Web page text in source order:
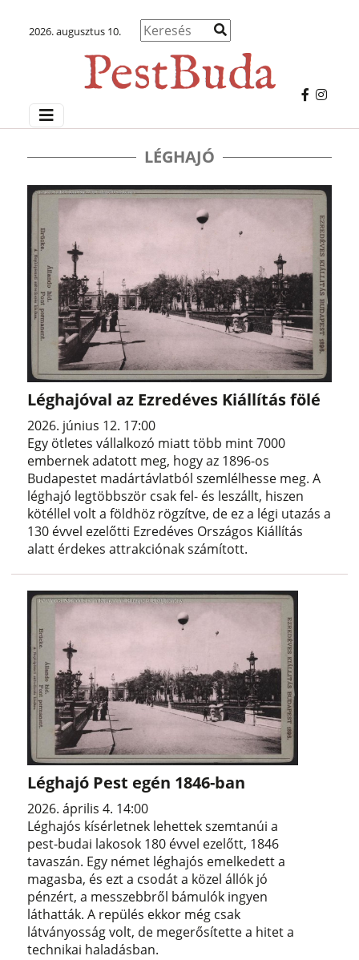
2026. augusztus 10.
LÉGHAJÓ
Léghajóval az Ezredéves Kiállítás fölé
2026. június 12. 17:00
Egy ötletes vállalkozó miatt több mint 7000
embernek adatott meg, hogy az 1896-os
Budapestet madártávlatból szemlélhesse meg. A
léghajó legtöbbször csak fel- és leszállt, hiszen
kötéllel volt a földhöz rögzítve, de ez a légi utazás a
130 évvel ezelőtti Ezredéves Országos Kiállítás
alatt érdekes attrakciónak számított.
Léghajó Pest egén 1846-ban
2026. április 4. 14:00
Léghajós kísérletnek lehettek szemtanúi a
pest-budai lakosok 180 évvel ezelőtt, 1846
tavaszán. Egy német léghajós emelkedett a
magasba, és ezt a csodát a közel állók jó
pénzért, a messzebbről bámulók ingyen
láthatták. A repülés ekkor még csak
látványosság volt, de megerősítette a hitet a
technikai haladásban.